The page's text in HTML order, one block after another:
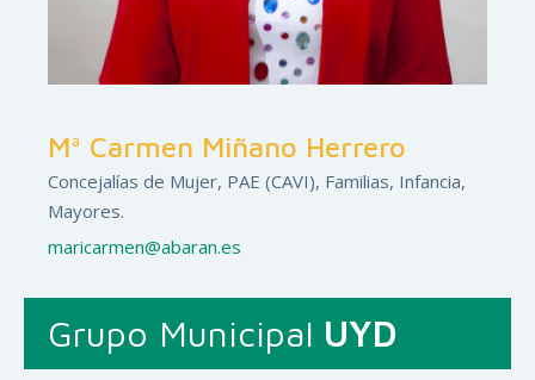
Mª Carmen Miñano Herrero
Concejalías de Mujer, PAE (CAVI), Familias, Infancia,
Mayores.
maricarmen@abaran.es
Grupo Municipal UYD